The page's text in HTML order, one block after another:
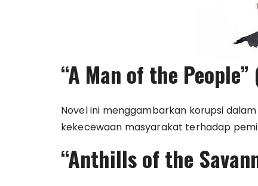
“A Man of the
Novel ini menggambarkan korupsi
kekecewaan masyarakat terhadap
“Anthills of the